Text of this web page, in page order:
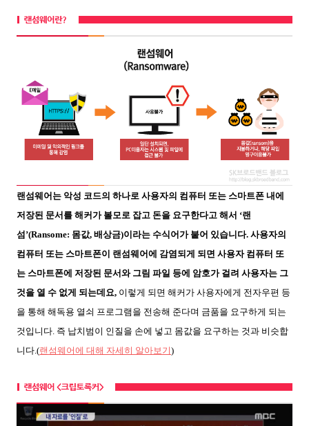
랜섬웨어는 악성 코드의 하나로 사용자의 컴퓨터 또는 스마트폰 내에
저장된 문서를 해커가 볼모로 잡고 돈을 요구한다고 해서 ‘랜
섬’(Ransome: 몸값, 배상금)이라는 수식어가 붙어 있습니다. 사용자의
컴퓨터 또는 스마트폰이 랜섬웨어에 감염되게 되면 사용자 컴퓨터 또
는 스마트폰에 저장된 문서와 그림 파일 등에 암호가 걸려 사용자는 그
것을 열 수 없게 되는데요, 이렇게 되면 해커가 사용자에게 전자우편 등
을 통해 해독용 열쇠 프로그램을 전송해 준다며 금품을 요구하게 되는
것입니다. 즉 납치범이 인질을 손에 넣고 몸값을 요구하는 것과 비슷합
니다.(랜섬웨어에 대해 자세히 알아보기)